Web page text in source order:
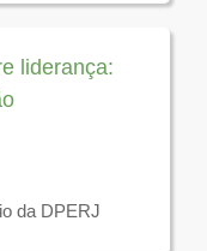
dezembro de
liderança:
da DPERJ